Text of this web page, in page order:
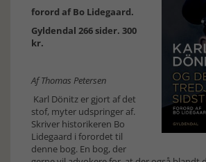
forord af Bo Lidegaard.
Gyldendal 266 sider. 300
kr.
Af Thomas Petersen
Karl Dönitz er gjort af det
stof, myter udspringer af.
Skriver historikeren Bo
Lidegaard i forordet til
denne bog. En bog, der